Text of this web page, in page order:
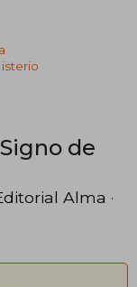
de
Alma ·